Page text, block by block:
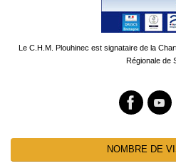
Le C.H.M. Plouhinec est signataire de la
Régionale de
NOMBRE DE